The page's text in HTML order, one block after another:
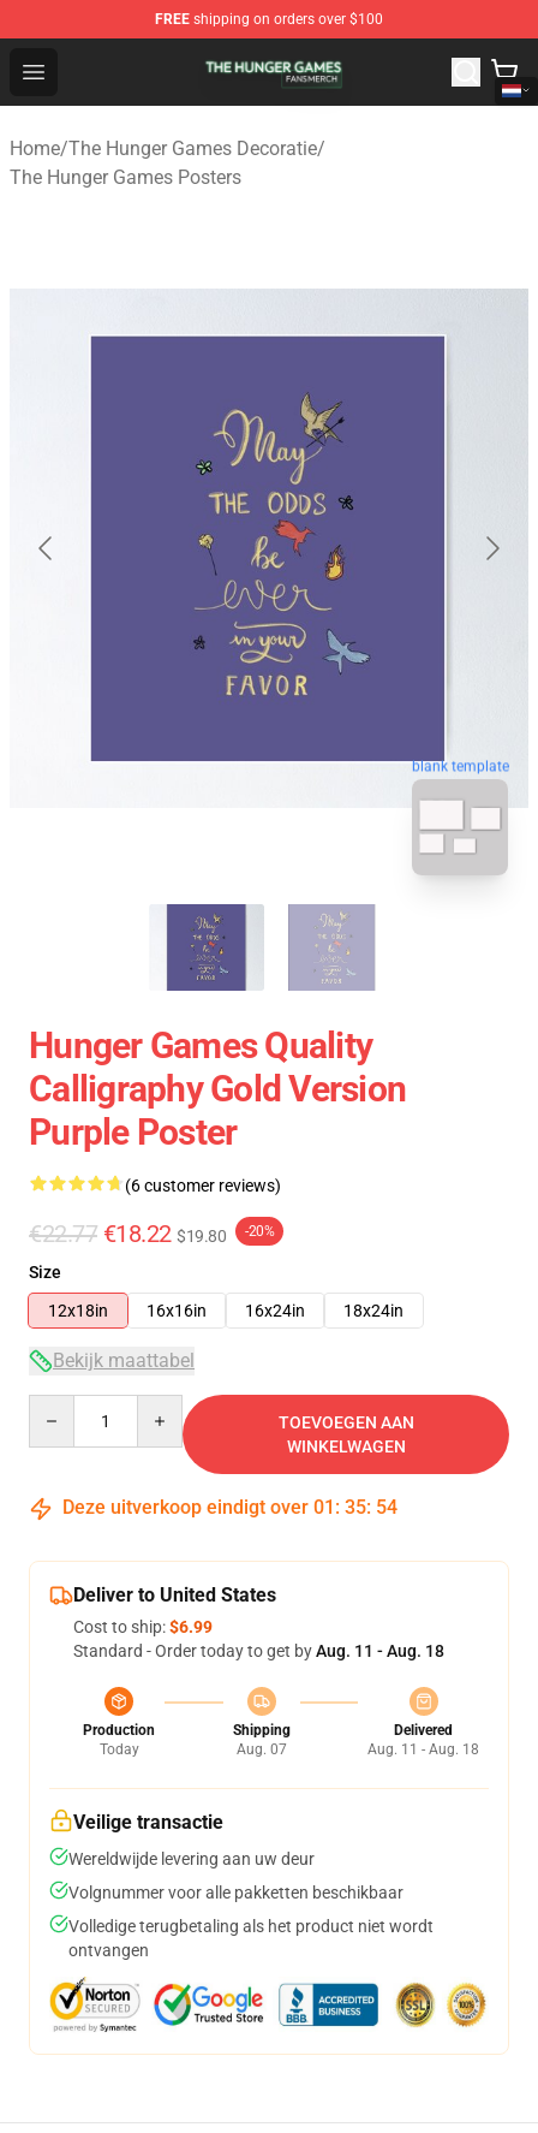
FREE shipping on orders over $100
Open menu
The Hunger Games Shop - Official The Hunger Games
Home/The Hunger Games Decoratie/
The Hunger Games Posters
blank template
Hunger Games Quality
Calligraphy Gold Version
Purple Poster
(6 customer reviews)
€22.77 €18.22 $19.80 -20%
Size
12x18in
16x16in 16x24in 18x24in
Bekijk maattabel
TOEVOEGEN AAN
WINKELWAGEN
Deze uitverkoop eindigt over 01 : 35: 53
Deliver to United States
Cost to ship:$6.99
Standard - Order today to get byAug. 11 - Aug. 18
Production
Today
Shipping
Aug. 07
Delivered
Aug. 11 - Aug. 18
Veilige transactie
Wereldwijde levering aan uw deur
Volgnummer voor alle pakketten beschikbaar
Volledige terugbetaling als het product niet wordt
ontvangen